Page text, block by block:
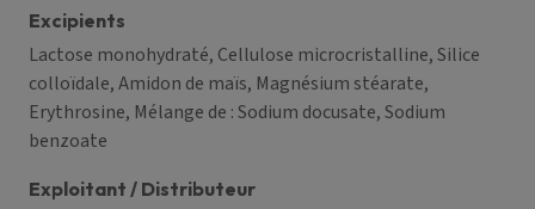
Excipients
Lactose monohydraté, Cellulose microcristalline, Silice
colloïdale, Amidon de maïs, Magnésium stéarate,
Erythrosine, Mélange de : Sodium docusate, Sodium
benzoate
Exploitant / Distributeur